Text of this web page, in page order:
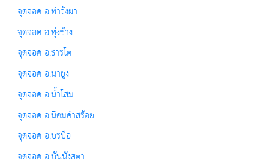
จุดจอด อ.ท่าวังผา
จุดจอด อ.ทุ่งช้าง
จุดจอด อ.ธารโต
จุดจอด อ.นายูง
จุดจอด อ.น้ำโสม
จุดจอด อ.นิคมคำสร้อย
จุดจอด อ.บรบือ